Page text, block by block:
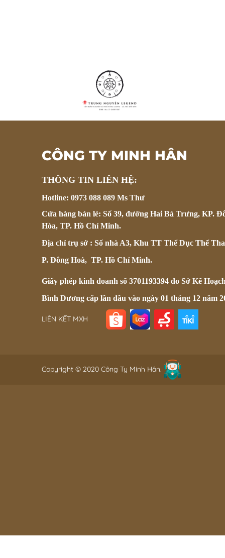
CÔNG TY MINH HÂN
THÔNG TIN LIÊN HỆ:
Hotline: 0973 088 089 Ms Thư
Cửa hàng bán lẻ: Số 39, đường Hai Bà Trưng, KP.
Hòa, TP. Hồ Chí Minh.
Địa chỉ trụ sở : Số nhà A3, Khu TT Thể Dục Thể
P. Đông Hoà, TP. Hồ Chí Minh.
Giấy phép kinh doanh số 3701193394 do Sở Kế
Bình Dương cấp lần đầu vào ngày 01 tháng 12 năm
LIÊN KẾT MXH
Copyright © 2020 Công Ty Minh Hân.